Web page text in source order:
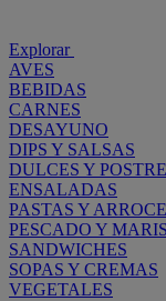
Explorar
AVES
BEBIDAS
CARNES
DESAYUNO
DIPS Y SALSAS
DULCES Y
ENSALADAS
PASTAS Y
PESCADO Y
SANDWICHES
SOPAS Y CREMAS
VEGETALES